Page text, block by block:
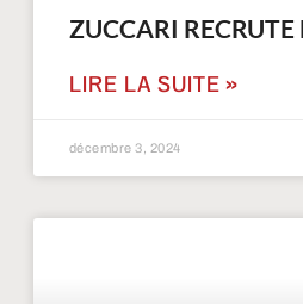
ZUCCARI RECRUTE
LIRE LA SUITE »
décembre 3, 2024